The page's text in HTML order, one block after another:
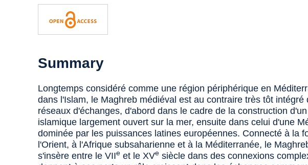
Summary
Longtemps considéré comme une région périphérique en
dans l'Islam, le Maghreb médiéval est au contraire très tôt intégré
réseaux d'échanges, d'abord dans le cadre de la construction
islamique largement ouvert sur la mer, ensuite dans celui d'une
dominée par les puissances latines européennes. Connecté à la
l'Orient, à l'Afrique subsaharienne et à la Méditerranée, le
s'insère entre le VIIe et le XVe siècle dans des connexions